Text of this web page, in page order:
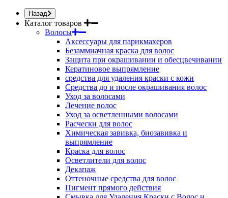
Назад
Каталог товаров
Волосы
Аксессуары для парикмахеров
Безаммиачная краска для волос
Защита при окрашивании и обесцвечивании
Кератиновое выпрямление
средства для удаления краски с кожи
Средства до и после окрашивания волос
Уход за волосами
Лечение волос
Уход за осветленными волосами
Расчески для волос
Химическая завивка, биозавивка и
выпрямление
Краска для волос
Осветлители для волос
Декапаж
Оттеночные средства для волос
Пигмент прямого действия